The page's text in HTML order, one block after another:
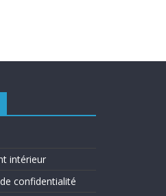
intérieur
confidentialité